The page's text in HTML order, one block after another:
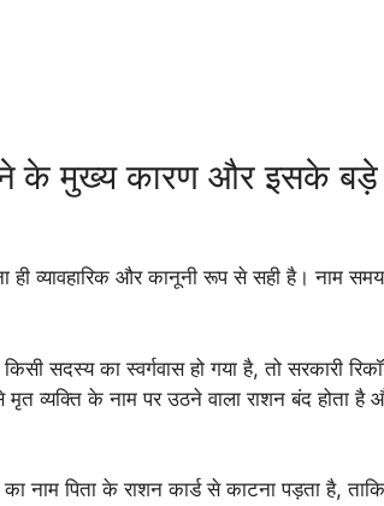
के मुख्य कारण और इसके बड़े
व्यावहारिक और कानूनी रूप से सही है। नाम
किसी सदस्य का स्वर्गवास हो गया है, तो सरकारी
व्यक्ति के नाम पर उठने वाला राशन बंद होता है
नाम पिता के राशन कार्ड से काटना पड़ता है,